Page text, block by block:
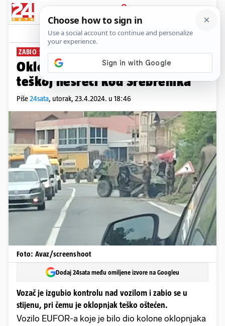
PRIJAVA
News Komentari
ZABIO SE U STIJENU
Oklopnjak EUFOR-a uništen u
teškoj nesreći kod Srebrenika
Piše24sata, utorak, 23.4.2024. u 18:46
Foto: Avaz/screenshoot
Dodaj 24sata među omiljene izvore na Googleu
Vozač je izgubio kontrolu nad vozilom i zabio se u
stijenu, pri čemu je oklopnjak teško oštećen.
Vozilo EUFOR-a koje je bilo dio kolone oklopnjaka